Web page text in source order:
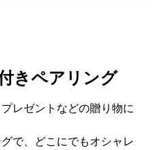
きペアリング
レゼントなどの贈り物に
で、どこにでもオシャレ